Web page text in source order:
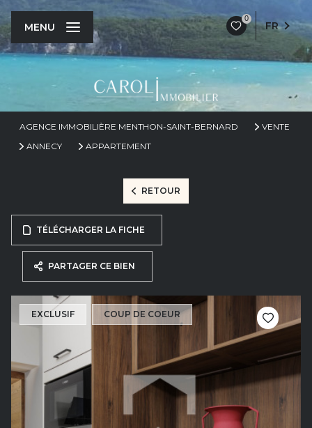
0
FR
MENU
AGENCE IMMOBILIÈRE MENTHON-SAINT-BERNARD
VENTE
ANNECY
APPARTEMENT
RETOUR
TÉLÉCHARGER LA FICHE
PARTAGER CE BIEN
EXCLUSIF COUP DE COEUR